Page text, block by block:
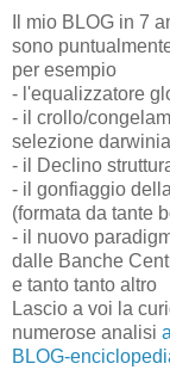
Il mio BLOG in 7
sono
per esempio
- l'equalizzatore
- il crollo/
selezione
- il Declino
- il gonfiaggio
(formata da tante
- il nuovo
dalle Banche
e tanto tanto altro
Lascio a voi la
numerose analisi
BLOG-